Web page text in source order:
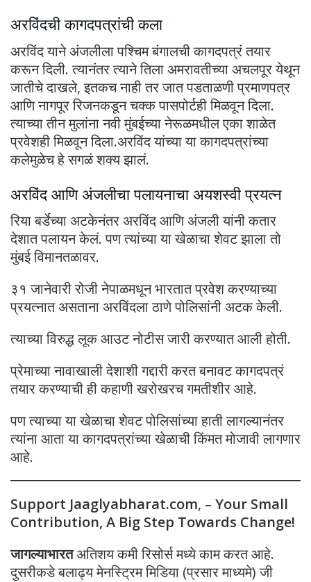
अरविंदची कागदपत्रांची कला
अरविंद याने अंजलीला पश्चिम बंगालची कागदपत्रं तयार
करून दिली. त्यानंतर त्याने तिला अमरावतीच्या अचलपूर येथून
जातीचे दाखले, इतकच नाही तर जात पडताळणी प्रमाणपत्र
आणि नागपूर रिजनकडून चक्क पासपोर्टही मिळवून दिला.
त्याच्या तीन मुलांना नवी मुंबईच्या नेरूळमधील एका शाळेत
प्रवेशही मिळवून दिला.अरविंद यांच्या या कागदपत्रांच्या
कलेमुळेच हे सगळं शक्य झालं.
अरविंद आणि अंजलीचा पलायनाचा अयशस्वी प्रयत्न
रिया बर्डेच्या अटकेनंतर अरविंद आणि अंजली यांनी कतार
देशात पलायन केलं. पण त्यांच्या या खेळाचा शेवट झाला तो
मुंबई विमानतळावर.
३१ जानेवारी रोजी नेपाळमधून भारतात प्रवेश करण्याच्या
प्रयत्नात असताना अरविंदला ठाणे पोलिसांनी अटक केली.
त्याच्या विरुद्ध लूक आउट नोटीस जारी करण्यात आली होती.
प्रेमाच्या नावाखाली देशाशी गद्दारी करत बनावट कागदपत्रं
तयार करण्याची ही कहाणी खरोखरच गमतीशीर आहे.
पण त्याच्या या खेळाचा शेवट पोलिसांच्या हाती लागल्यानंतर
त्यांना आता या कागदपत्रांच्या खेळाची किंमत मोजावी लागणार
आहे.
Support Jaaglyabharat.com, – Your Small
Contribution, A Big Step Towards Change!
जागल्याभारतअतिशय कमी रिसोर्स मध्ये काम करत आहे.
दुसरीकडे बलाढ्य मेनस्ट्रिम मिडिया (प्रसार माध्यमे) जी